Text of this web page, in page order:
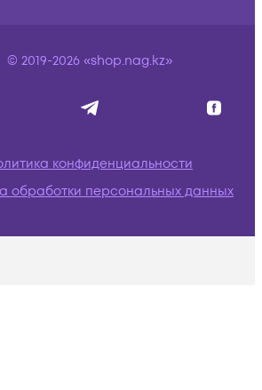
© 2019-2026 «shop.nag.kz»
конфиденциальности
обработки персональных данных